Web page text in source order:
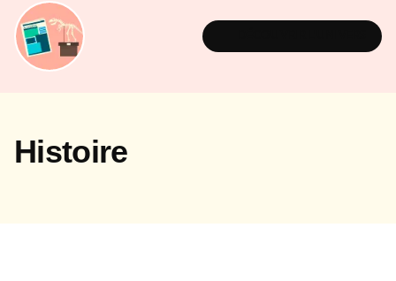
Histoire